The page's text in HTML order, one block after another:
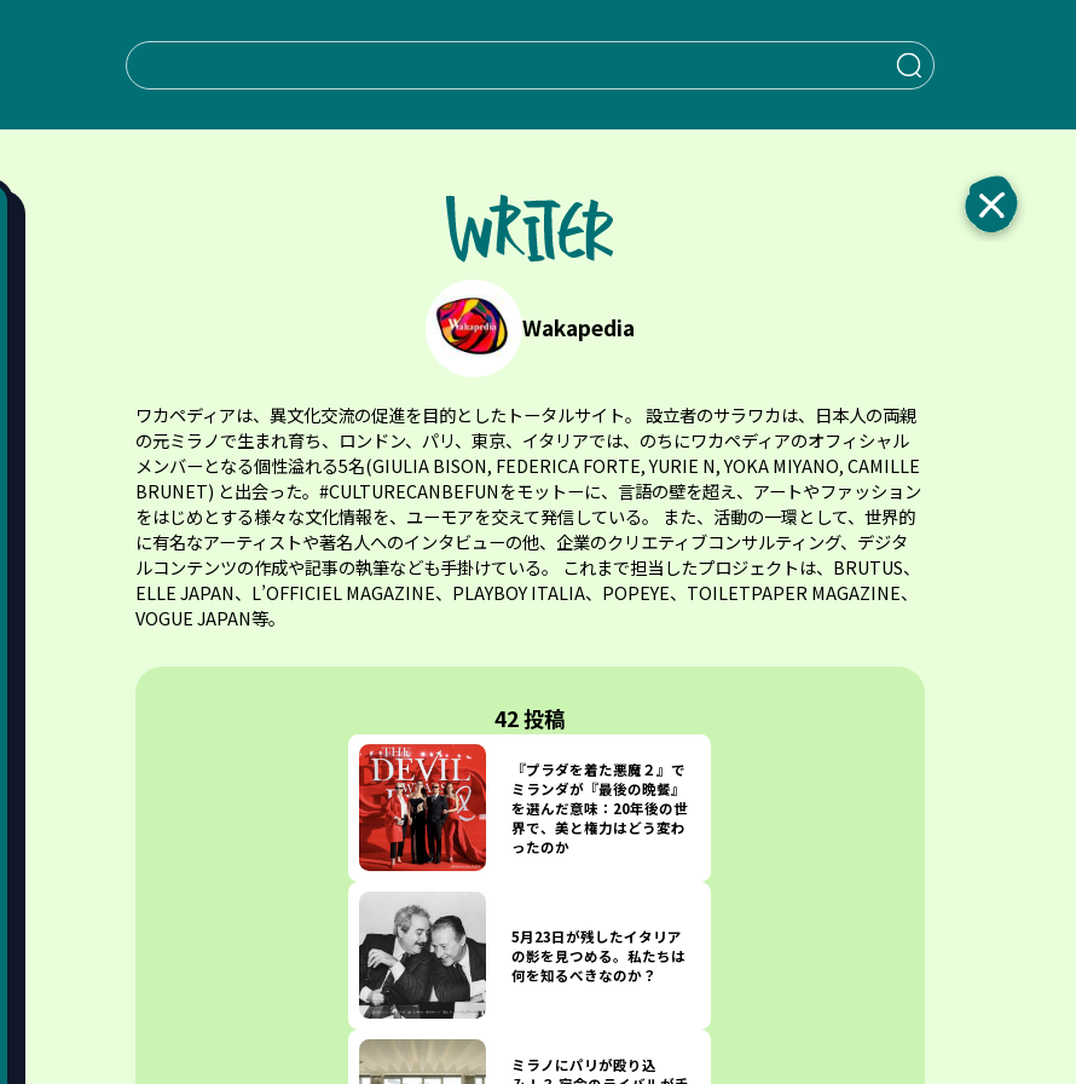
When
Wakapedia
ワカペディアは、異文化交流の促進を目的としたトータルサイト。 設立者のサラワカは、日本人の両親
の元ミラノで生まれ育ち、ロンドン、パリ、東京、イタリアでは、のちにワカペディアのオフィシャル
メンバーとなる個性溢れる5名(GIULIA BISON, FEDERICA FORTE, YURIE N, YOKA MIYANO, CAMILLE
BRUNET) と出会った。#CULTURECANBEFUNをモットーに、言語の壁を超え、アートやファッション
をはじめとする様々な文化情報を、ユーモアを交えて発信している。 また、活動の一環として、世界的
に有名なアーティストや著名人へのインタビューの他、企業のクリエティブコンサルティング、デジタ
ルコンテンツの作成や記事の執筆なども手掛けている。 これまで担当したプロジェクトは、BRUTUS、
ELLE JAPAN、L’OFFICIEL MAGAZINE、PLAYBOY ITALIA、POPEYE、TOILETPAPER MAGAZINE、
VOGUE JAPAN等。
42 投稿
『プラダを着た悪魔２』で
ミランダが『最後の晩餐』
を選んだ意味：20年後の世
界で、美と権力はどう変わ
ったのか
5月23日が残したイタリア
の影を見つめる。私たちは
何を知るべきなのか？
ミラノにパリが殴り込